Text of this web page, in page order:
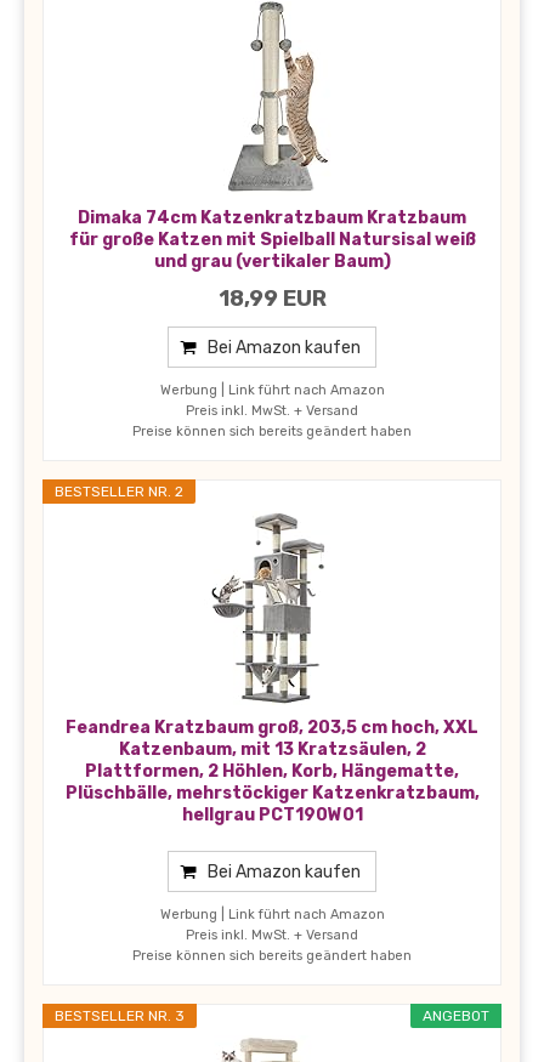
Dimaka 74cm Katzenkratzbaum Kratzbaum
für große Katzen mit Spielball Natursisal weiß
und grau (vertikaler Baum)
18,99 EUR
Bei Amazon kaufen
Werbung | Link führt nach Amazon
Preis inkl. MwSt. + Versand
Preise können sich bereits geändert haben
BESTSELLER NR. 2
Feandrea Kratzbaum groß, 203,5 cm hoch, XXL
Katzenbaum, mit 13 Kratzsäulen, 2
Plattformen, 2 Höhlen, Korb, Hängematte,
Plüschbälle, mehrstöckiger Katzenkratzbaum,
hellgrau PCT190W01
Bei Amazon kaufen
Werbung | Link führt nach Amazon
Preis inkl. MwSt. + Versand
Preise können sich bereits geändert haben
ANGEBOT
BESTSELLER NR. 3